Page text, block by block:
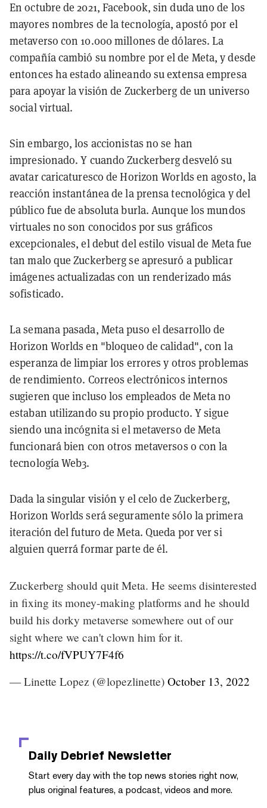
En octubre de 2021, Facebook, sin duda uno de los
mayores nombres de la tecnología, apostó por el
metaverso con 10.000 millones de dólares. La
compañía cambió su nombre por el de Meta, y desde
entonces ha estado alineando su extensa empresa
para apoyar la visión de Zuckerberg de un universo
social virtual.
Sin embargo, los accionistas no se han
impresionado. Y cuando Zuckerberg desveló su
avatar caricaturesco de Horizon Worlds en agosto, la
reacción instantánea de la prensa tecnológica y del
público fue de absoluta burla. Aunque los mundos
virtuales no son conocidos por sus gráficos
excepcionales, el debut del estilo visual de Meta fue
tan malo que Zuckerberg se apresuró a publicar
imágenes actualizadas con un renderizado más
sofisticado.
La semana pasada, Meta puso el desarrollo de
Horizon Worlds en "bloqueo de calidad", con la
esperanza de limpiar los errores y otros problemas
de rendimiento. Correos electrónicos internos
sugieren que incluso los empleados de Meta no
estaban utilizando su propio producto. Y sigue
siendo una incógnita si el metaverso de Meta
funcionará bien con otros metaversos o con la
tecnología Web3.
Dada la singular visión y el celo de Zuckerberg,
Horizon Worlds será seguramente sólo la primera
iteración del futuro de Meta. Queda por ver si
alguien querrá formar parte de él.
Zuckerberg should quit Meta. He seems disinterested
in fixing its money-making platforms and he should
build his dorky metaverse somewhere out of our
sight where we can't clown him for it.
https://t.co/fVPUY7F4f6
— Linette Lopez (@lopezlinette) October 13, 2022
Daily Debrief Newsletter
Start every day with the top news stories right now,
plus original features, a podcast, videos and more.